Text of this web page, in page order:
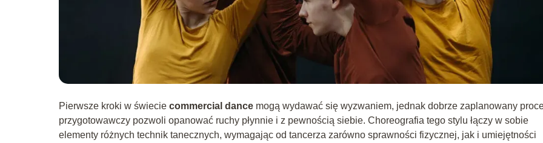
Pierwsze kroki w świecie commercial dance mogą wydawać się wyzwaniem, jednak dobrze zaplanowany
przygotowawczy pozwoli opanować ruchy płynnie i z pewnością siebie. Choreografia tego stylu łączy w sobie
elementy różnych technik tanecznych, wymagając od tancerza zarówno sprawności fizycznej, jak i umiejętności